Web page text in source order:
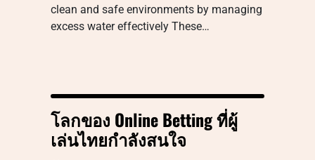
clean and safe environments by managing
excess water effectively These…
โลกของ Online Betting ที่ผู้
เล่นไทยกำลังสนใจ